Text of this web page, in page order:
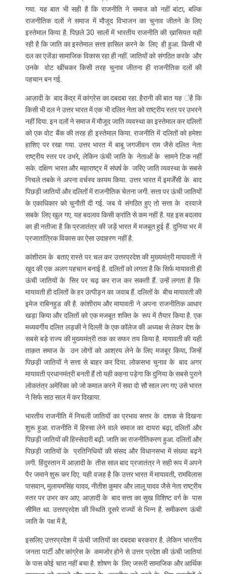
गया. यह बात भी सही है कि राजनीति ने समाज को नहीं बांटा, बल्कि
राजनीतिक दलों ने समाज में मौजूद विभाजन का चुनाव जीतने के लिए
इस्तेमाल किया है. पिछले 30 सालों में भारतीय राजनीति की ख़ासियत यही
रही है कि जाति का इस्तेमाल सत्ता हासिल करने के लिए ही हुआ. किसी भी
दल का एजेंडा सामाजिक विकास रहा ही नहीं. जातियों को संगठित करके और
उनके वोट खींचकर किसी तरह चुनाव जीतना ही राजनीतिक दलों की
पहचान बन गई.
आज़ादी के बाद केंद्र में कांग्रेस का दबदबा रहा. हैरानी की बात यह ंहै कि
किसी भी दल ने उत्तर भारत में एक भी दलित नेता को राष्ट्रीय स्तर पर उभरने
नहीं दिया. इन दलों ने समाज में मौजूद जाति व्यवस्था का इस्तेमाल कर दलितों
को एक वोट बैंक की तरह ही इस्तेमाल किया. राजनीति में दलितों को हमेशा
हाशिए पर रखा गया. उत्तर भारत में बाबू जगजीवन राम जैसे दलित नेता
राष्ट्रीय स्तर पर उभरे, लेकिन ऊंची जाति के नेताओं के सामने टिक नहीं
सके. दक्षिण भारत और महाराष्ट्र में संघर्ष के जरिए जाति व्यवस्था के सबसे
निचले तबके ने अपना वर्चस्व कायम किया. उत्तर भारत में इमर्जेंसी के बाद
पिछड़ी जातियों और दलितों में राजनीतिक चेतना जगी. सत्ता पर ऊंची जातियों
के एकाधिकार को चुनौती दी गई. जब ये संगठित हुए तो सत्ता के दरवाजे
सबके लिए खुल गए. यह बदलाव किसी क्रांति से कम नहीं है. यह इस बदलाव
का ही नतीजा है कि प्रजातंत्र की जड़ें भारत में मजबूत हुई हैं. दुनिया भर में
प्रजातांत्रिक विकास का ऐसा उदाहरण नहीं है.
कांशीराम के बताए रास्ते पर चल कर उत्तरप्रदेश की मुख्यमंत्री मायावती ने
खुद की एक अलग पहचान बनाई है. दलितों को लगता है कि सिर्फ मायावती ही
ऊंची जातियों के सिर पर चढ़ कर राज कर सकती हैं. उन्हें लगता है कि
मायावती ही दलितों के हर उत्पीड़न का जवाब हैं. दलितों के बीच मायावती की
इमेज राबिनहुड की है. कांशीराम और मायावती ने अपना राजनीतिक आधार
खड़ा किया और दलितों को एक मजबूत शक्ति के रूप में तैयार किया है. एक
मध्यवर्गीय दलित लड़की ने दिल्ली के एक कॉलेज की अध्यक्ष से लेकर देश के
सबसे बड़े राज्य की मुख्यमंत्री तक का सफर तय किया है. मायावती की यही
ताक़त समाज के उन लोगों को आश्रय लेने के लिए मजबूर किया, जिन्हें
पिछड़ी जातियों ने सत्ता से बाहर कर दिया. लोकसभा चुनाव के बाद अगर
मायावती प्रधानमंत्री बनती हैं तो यही कहना पड़ेगा कि दुनिया के सबसे पुराने
लोकतंत्र अमेरिका को जो कमाल करने में सवा दो सौ साल लग गए उसे भारत
ने सिर्फ साठ साल में कर दिखाया.
भारतीय राजनीति में निचली जातियों का प्रभाव सत्तर के दशक से दिखना
शुरू हुआ. राजनीति में हिस्सा लेने वाले समाज का दायरा बढ़ा, दलितों और
पिछड़ी जातियों की हिस्सेदारी बढ़ी. जाति का राजनीतिकरण हुआ. दलितों और
पिछड़ी जातियों के प्रतिनिधियों की संसद और विधानसभा में संख्या बढ़ने
लगी. हिंदुस्तान में आज़ादी के तीस साल बाद प्रजातंत्र ने सही रूप में अपने
पैर जमाने शुरू कर दिए. यही वजह है कि उत्तर भारत में मायावती, रामविलास
पासवान, मुलायमसिंह यादव, नीतीश कुमार और लालू यादव जैसे नेता राष्ट्रीय
स्तर पर उभर कर आए. आज़ादी के बाद सत्ता का सुख विशिष्ट वर्ग के पास
सीमित था. उत्तरप्रदेश की स्थिति दूसरे राज्यों से भिन्न है. समीकरण ऊंची
जाति के पक्ष में है,
इसलिए उत्तरप्रदेश में ऊंची जातियों का दबदबा बरकरार है. लेकिन भारतीय
जनता पार्टी और कांग्रेस के कमजोर होने से उत्तर प्रदेश की ऊंची जातियां
के पास कोई चारा नहीं बचा है. शोषण के लिए जरूरी सामाजिक और आर्थिक